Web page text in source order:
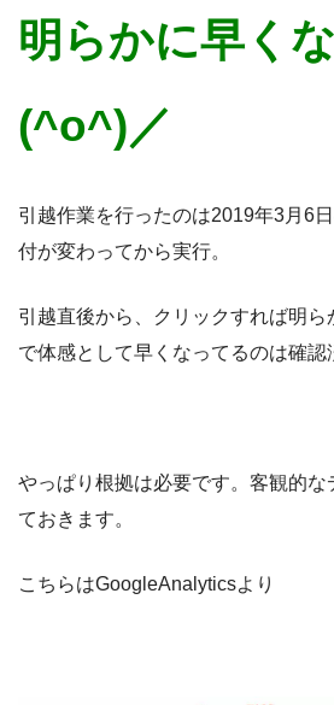
明らかに早く
(^o^)／
引越作業を行ったのは2019年3月6
付が変わってから実行。
引越直後から、クリックすれば明
で体感として早くなってるのは確認
やっぱり根拠は必要です。客観的な
ておきます。
こちらはGoogleAnalyticsより